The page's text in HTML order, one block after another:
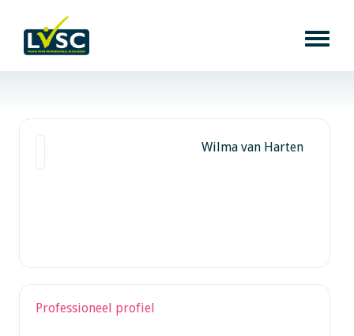
Wilma van Harten
Professioneel profiel